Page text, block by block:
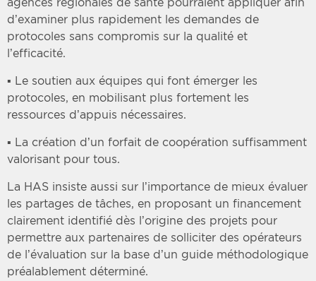
d’examiner plus rapidement les demandes de
protocoles sans compromis sur la qualité et
l’efficacité.
▪ Le soutien aux équipes qui font émerger les
protocoles, en mobilisant plus fortement les
ressources d’appuis nécessaires.
▪ La création d’un forfait de coopération suffisamment
valorisant pour tous.
La HAS insiste aussi sur l’importance de mieux évaluer
les partages de tâches, en proposant un financement
clairement identifié dès l’origine des projets pour
permettre aux partenaires de solliciter des opérateurs
de l’évaluation sur la base d’un guide méthodologique
préalablement déterminé.